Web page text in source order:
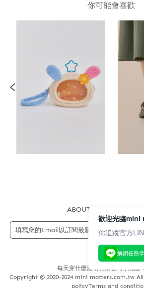
你可能會喜歡
ABOUT US
每天穿什麼股份有限公司 | 統編
Copyright © 2020-2024 mini matters.com.tw
policyTerms and
歡迎光臨mini
你追蹤官方
解鎖任務